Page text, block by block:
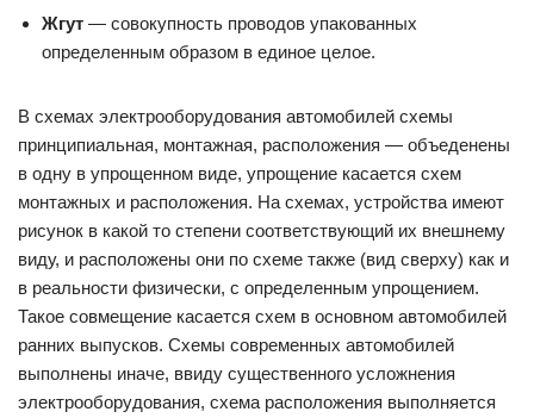
Жгут — совокупность проводов упакованных
определенным образом в единое целое.
В схемах электрооборудования автомобилей схемы
принципиальная, монтажная, расположения — объеденены
в одну в упрощенном виде, упрощение касается схем
монтажных и расположения. На схемах, устройства имеют
рисунок в какой то степени соответствующий их внешнему
виду, и расположены они по схеме также (вид сверху) как и
в реальности физически, с определенным упрощением.
Такое совмещение касается схем в основном автомобилей
ранних выпусков. Схемы современных автомобилей
выполнены иначе, ввиду существенного усложнения
электрооборудования, схема расположения выполняется